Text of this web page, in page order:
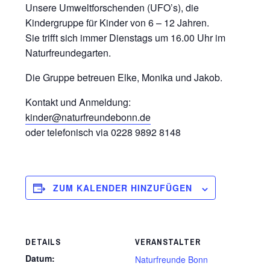
Unsere Umweltforschenden (UFO’s), die
Kindergruppe für Kinder von 6 – 12 Jahren.
Sie trifft sich immer Dienstags um 16.00 Uhr im
Naturfreundegarten.
Die Gruppe betreuen Elke, Monika und Jakob.
Kontakt und Anmeldung:
kinder@naturfreundebonn.de
oder telefonisch via 0228 9892 8148
ZUM KALENDER HINZUFÜGEN
DETAILS
Datum:
VERANSTALTER
Naturfreunde Bonn